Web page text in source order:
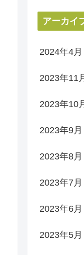
アーカイ
2024年4月
2023年11
2023年10
2023年9月
2023年8月
2023年7月
2023年6月
2023年5月